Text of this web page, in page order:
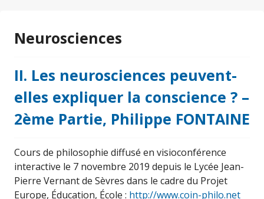
Neurosciences
II. Les neurosciences peuvent-
elles expliquer la conscience ? –
2ème Partie, Philippe FONTAINE
Cours de philosophie diffusé en visioconférence
interactive le 7 novembre 2019 depuis le Lycée Jean-
Pierre Vernant de Sèvres dans le cadre du Projet
Europe, Éducation, École : http://www.coin-philo.net